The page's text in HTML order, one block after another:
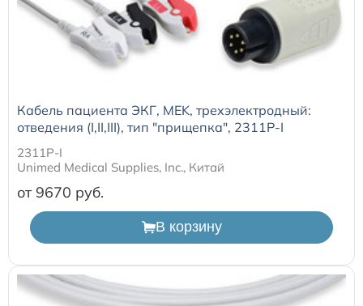
Кабель пациента ЭКГ, MEK, трехэлектродный:
отведения (I,II,III), тип "прищепка", 2311P-I
2311P-I
Unimed Medical Supplies, Inc., Китай
от 9670
В корзину